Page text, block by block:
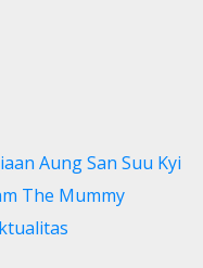
Aung San Suu Kyi
The Mummy